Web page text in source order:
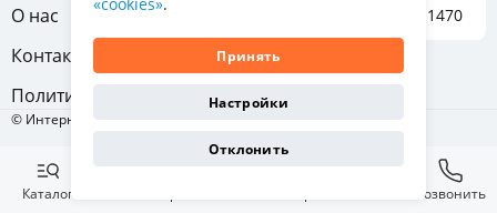
О нас
Контакты
Политика конфиденциальности
Отзывы о нас 1470
© Интернет-магазин «Отличная мебель», 2011-2026
Каталог Позвонить
Принять
Настройки
Отклонить